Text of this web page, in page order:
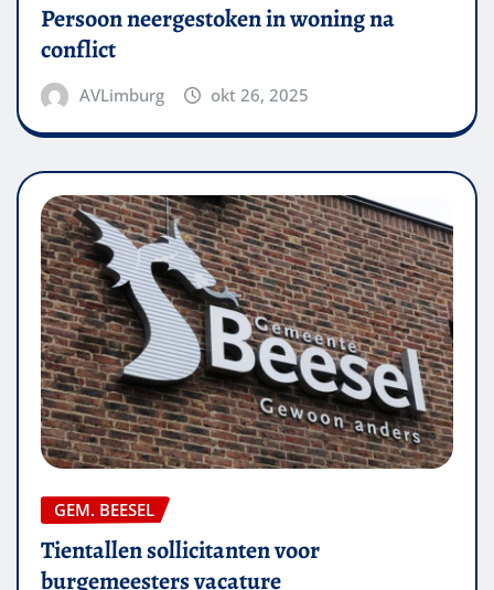
Persoon neergestoken in woning na
conflict
AVLimburg okt 26, 2025
GEM. BEESEL
Tientallen sollicitanten voor
burgemeesters vacature